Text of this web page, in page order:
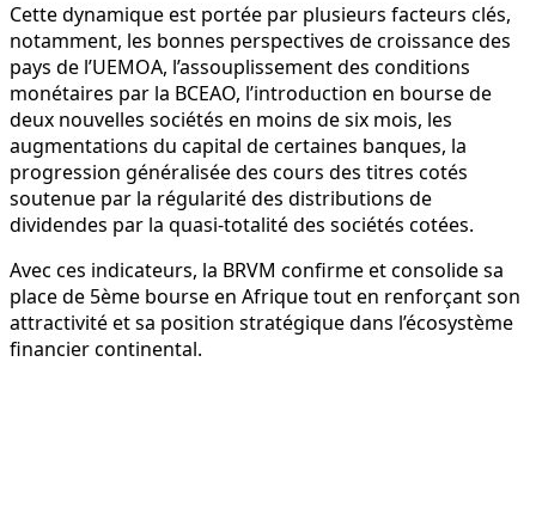
Cette dynamique est portée par plusieurs facteurs clés,
notamment, les bonnes perspectives de croissance des
pays de l’UEMOA, l’assouplissement des conditions
monétaires par la BCEAO, l’introduction en bourse de
deux nouvelles sociétés en moins de six mois, les
augmentations du capital de certaines banques, la
progression généralisée des cours des titres cotés
soutenue par la régularité des distributions de
dividendes par la quasi-totalité des sociétés cotées.
Avec ces indicateurs, la BRVM confirme et consolide sa
place de 5ème bourse en Afrique tout en renforçant son
attractivité et sa position stratégique dans l’écosystème
financier continental.